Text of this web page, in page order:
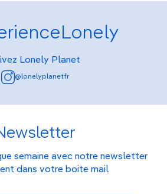
Lonely Planet
@lonelyplanetfr
semaine avec notre newsletter
dans votre boite mail